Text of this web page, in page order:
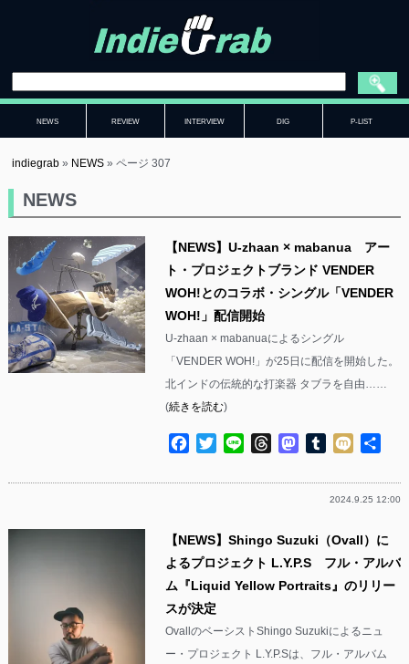
NEWS REVIEW INTERVIEW DIG P-LIST
indiegrab » NEWS »ページ 307
NEWS
【NEWS】U-zhaan × mabanua アー
ト・プロジェクトブランド VENDER
WOH!とのコラボ・シングル「VENDER
WOH!」配信開始
U-zhaan × mabanuaによるシングル
「VENDER WOH!」が25日に配信を開始した。
北インドの伝統的な打楽器 タブラを自由……
(続きを読む)
Facebook
TwitterLine ThreadsMastodon
Tumblr
Mixi
2024.9.25 12:00
【NEWS】Shingo Suzuki（Ovall）に
よるプロジェクト L.Y.P.S フル・アルバ
ム『Liquid Yellow Portraits』のリリー
スが決定
OvallのベーシストShingo Suzukiによるニュ
ー・プロジェクト L.Y.P.Sは、フル・アルバム